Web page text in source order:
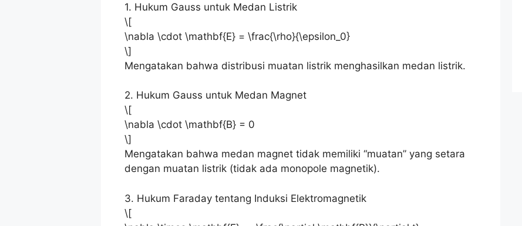
1. Hukum Gauss untuk Medan Listrik
\[
\nabla \cdot \mathbf{E} = \frac{\rho}{\epsilon_0}
\]
Mengatakan bahwa distribusi muatan listrik menghasilkan medan listrik.
2. Hukum Gauss untuk Medan Magnet
\[
\nabla \cdot \mathbf{B} = 0
\]
Mengatakan bahwa medan magnet tidak memiliki “muatan” yang setara
dengan muatan listrik (tidak ada monopole magnetik).
3. Hukum Faraday tentang Induksi Elektromagnetik
\[